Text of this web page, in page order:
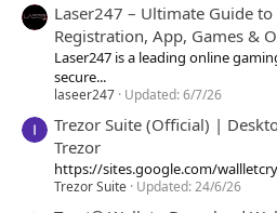
Laser247 – Ultimate Guide
Registration, App, Games &
Laser247 is a leading online
secure...
laseer247 Updated:6/7/26
Trezor Suite (Official) |
Trezor
https://sites.google.com/
Trezor Suite Updated:24/6/26